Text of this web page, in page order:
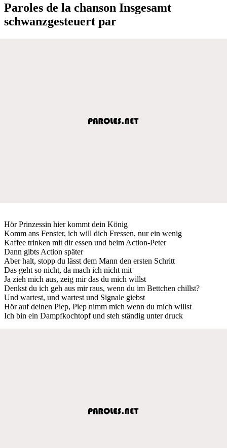
Paroles de la chanson Insgesamt
schwanzgesteuert par
Hör Prinzessin hier kommt dein König
Komm ans Fenster, ich will dich Fressen, nur ein wenig
Kaffee trinken mit dir essen und beim Action-Peter
Dann gibts Action später
Aber halt, stopp du lässt dem Mann den ersten Schritt
Das geht so nicht, da mach ich nicht mit
Ja zieh mich aus, zeig mir das du mich willst
Denkst du ich geh aus mir raus, wenn du im Bettchen chillst?
Und wartest, und wartest und Signale giebst
Hör auf deinen Piep, Piep nimm mich wenn du mich willst
Ich bin ein Dampfkochtopf und steh ständig unter druck